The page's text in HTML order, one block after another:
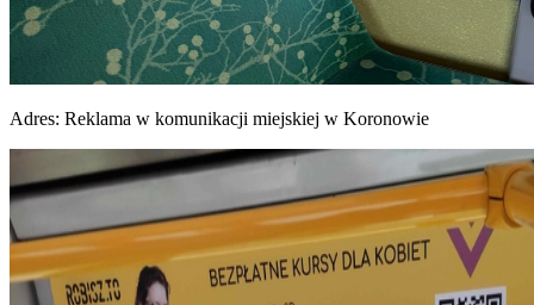
Adres: Reklama w komunikacji miejskiej w Koronowie